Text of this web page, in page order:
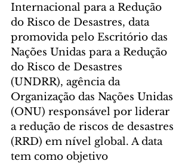
Internacional para a Redução
do Risco de Desastres, data
promovida pelo Escritório das
Nações Unidas para a Redução
do Risco de Desastres
(UNDRR), agência da
Organização das Nações Unidas
(ONU) responsável por liderar
a redução de riscos de desastres
(RRD) em nível global. A data
tem como objetivo